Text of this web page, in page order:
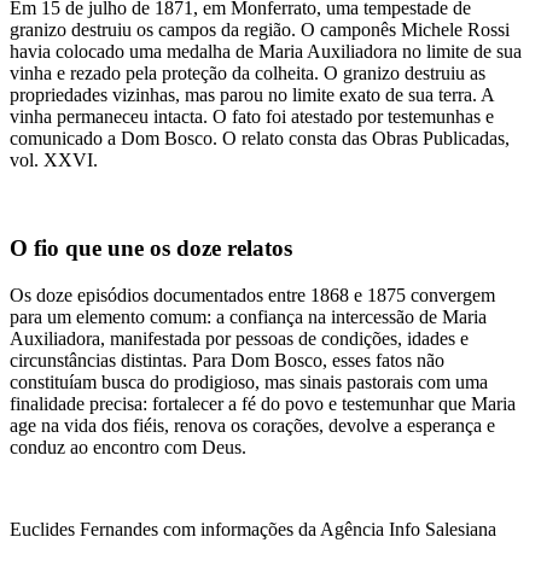
Em 15 de julho de 1871, em Monferrato, uma tempestade de
granizo destruiu os campos da região. O camponês Michele Rossi
havia colocado uma medalha de Maria Auxiliadora no limite de sua
vinha e rezado pela proteção da colheita. O granizo destruiu as
propriedades vizinhas, mas parou no limite exato de sua terra. A
vinha permaneceu intacta. O fato foi atestado por testemunhas e
comunicado a Dom Bosco. O relato consta das Obras Publicadas,
vol. XXVI.
O fio que une os doze relatos
Os doze episódios documentados entre 1868 e 1875 convergem
para um elemento comum: a confiança na intercessão de Maria
Auxiliadora, manifestada por pessoas de condições, idades e
circunstâncias distintas. Para Dom Bosco, esses fatos não
constituíam busca do prodigioso, mas sinais pastorais com uma
finalidade precisa: fortalecer a fé do povo e testemunhar que Maria
age na vida dos fiéis, renova os corações, devolve a esperança e
conduz ao encontro com Deus.
Euclides Fernandes com informações da Agência Info Salesiana